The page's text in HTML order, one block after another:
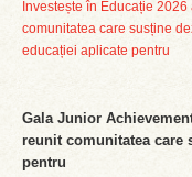
Gala Junior
reunit comunitatea care
pentru